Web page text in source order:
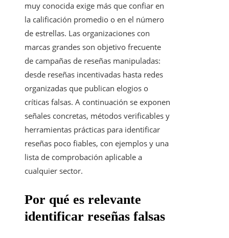
muy conocida exige más que confiar en
la calificación promedio o en el número
de estrellas. Las organizaciones con
marcas grandes son objetivo frecuente
de campañas de reseñas manipuladas:
desde reseñas incentivadas hasta redes
organizadas que publican elogios o
críticas falsas. A continuación se exponen
señales concretas, métodos verificables y
herramientas prácticas para identificar
reseñas poco fiables, con ejemplos y una
lista de comprobación aplicable a
cualquier sector.
Por qué es relevante
identificar reseñas falsas